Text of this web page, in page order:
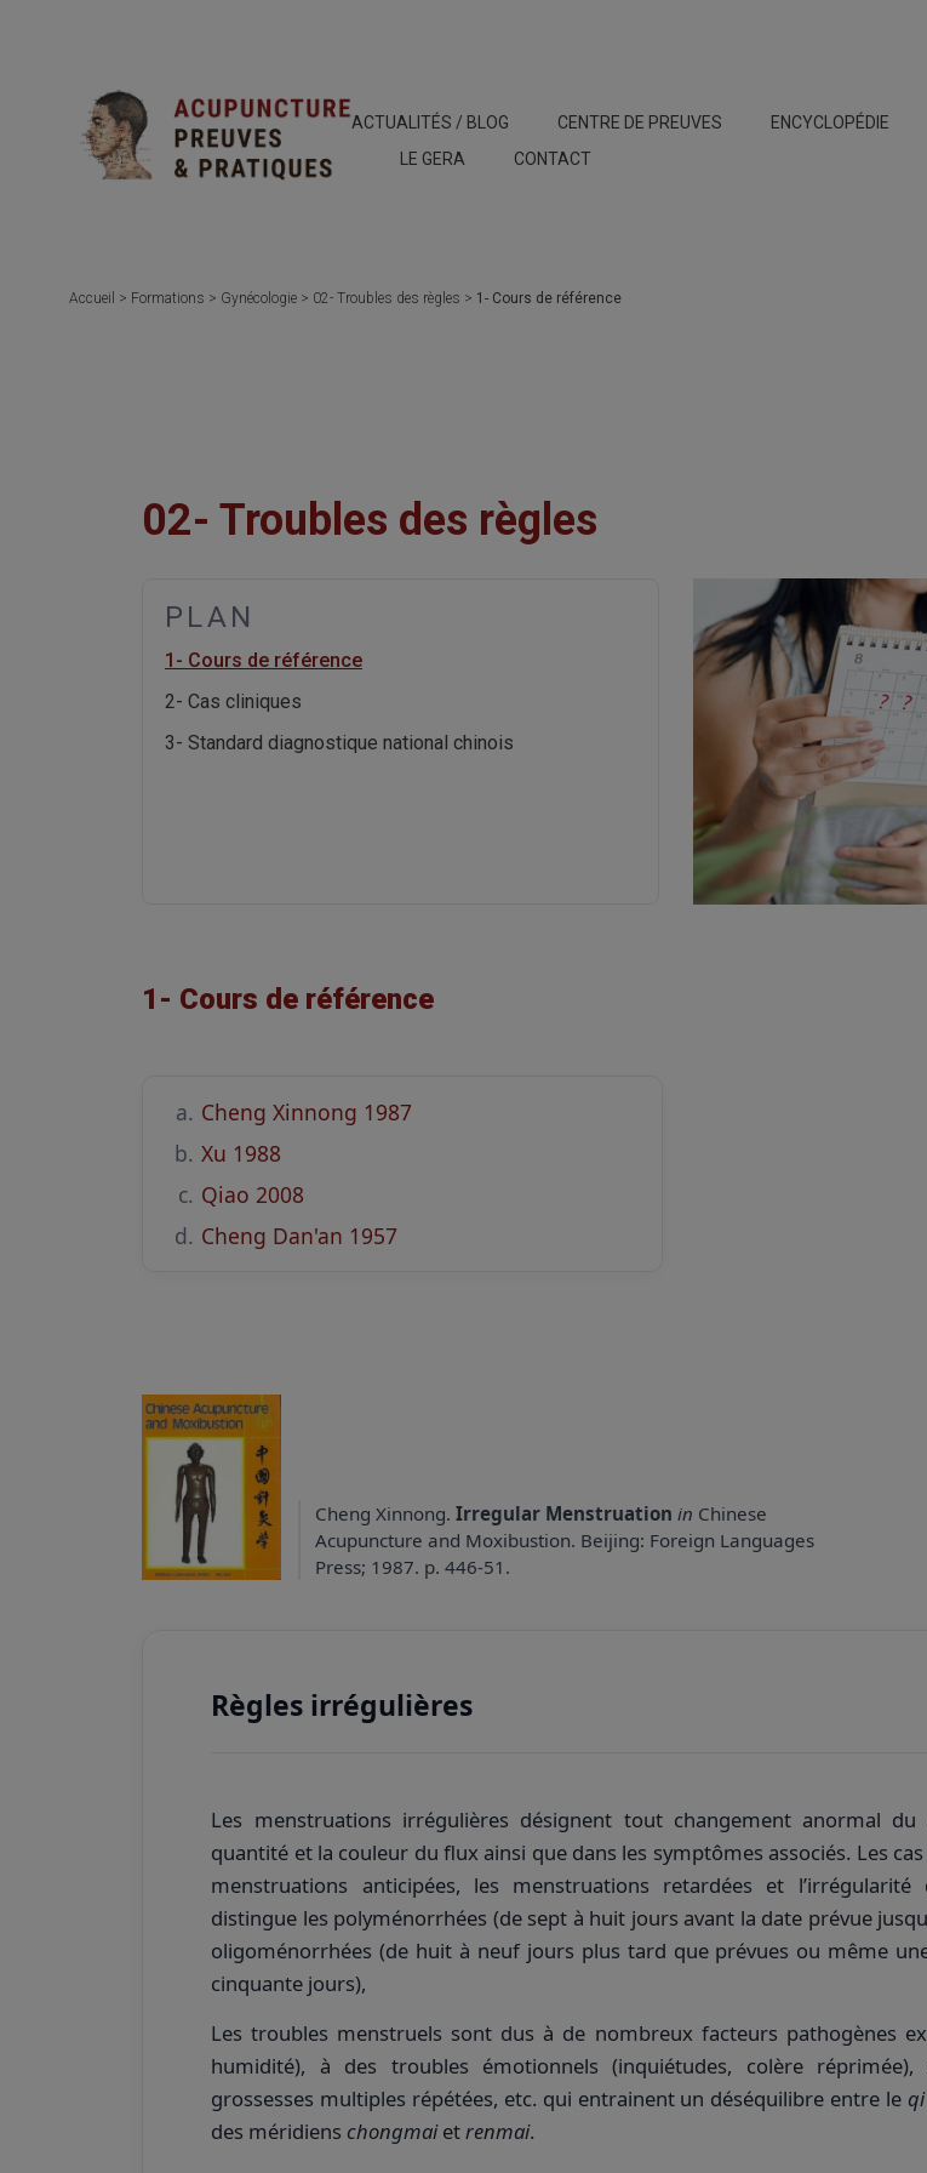
ACTUALITÉS / BLOG CENTRE DE PREUVES ENCYCLOPÉDIE
LE GERA
CONTACT
Accueil > Formations > Gynécologie > 02- Troubles des règles > 1- Cours de référence
02- Troubles des règles
PLAN
1- Cours de référence
2- Cas cliniques
3- Standard diagnostique national chinois
1- Cours de référence
Cheng Xinnong 1987
Xu 1988
Qiao 2008
Cheng Dan'an 1957
Cheng Xinnong. Irregular Menstruation in Chinese
Acupuncture and Moxibustion. Beijing: Foreign Languages
Press; 1987. p. 446-51.
Règles irrégulières
Les menstruations irrégulières désignent tout changement anormal
quantité et la couleur du flux ainsi que dans les symptômes associés. Les
menstruations anticipées, les menstruations retardées et
distingue les polyménorrhées (de sept à huit jours avant la date prévue
oligoménorrhées (de huit à neuf jours plus tard que prévues ou même
cinquante jours),
Les troubles menstruels sont dus à de nombreux facteurs pathogènes
humidité), à des troubles émotionnels (inquiétudes, colère
grossesses multiples répétées, etc. qui entrainent un déséquilibre entre le qi
des méridiens chongmaietrenmai.